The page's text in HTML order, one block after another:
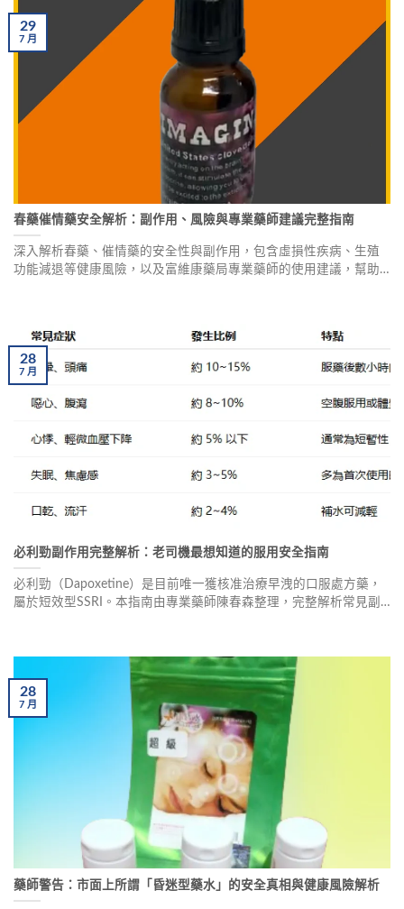
春藥催情藥安全解析：副作用、風險與專業藥師建議完整指南
深入解析春藥、催情藥的安全性與副作用，包含虛損性疾病、生殖
功能減退等健康風險，以及富維康藥局專業藥師的使用建議，幫助
29
7月
必利勁副作用完整解析：老司機最想知道的服用安全指南
必利勁（Dapoxetine）是目前唯一獲核准治療早洩的口服處方藥，
屬於短效型SSRI。本指南由專業藥師陳春森整理，完整解析常見副
等實用建議，協助男性安全用藥。
28
7月
藥師警告：市面上所謂「昏迷型藥水」的安全真相與健康風險解析
28
7月